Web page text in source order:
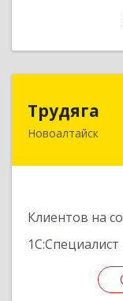
Трудяга
Новоалтайск
Клиентов на
1С:Специалист